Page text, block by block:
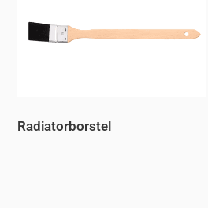
Radiatorborstel